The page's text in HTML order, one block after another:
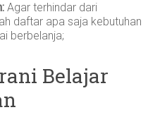
Agar terhindar dari
daftar apa saja kebutuhan
berbelanja;
Belajar